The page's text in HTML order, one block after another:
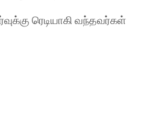
ரெடியாகி வந்தவர்கள்